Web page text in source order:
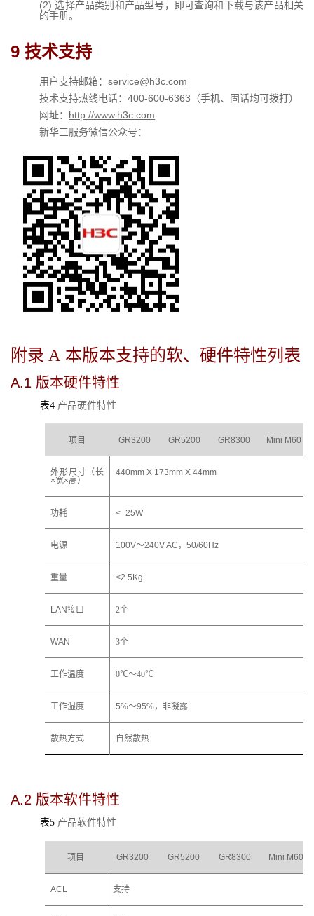
(2) 选择产品类别和产品型号，即可查询和下载与该产品相关
的手册。
9 技术支持
用户支持邮箱：service@h3c.com
技术支持热线电话：400-600-6363 （手机、固话均可拨打）
网址： http://www.h3c.com
新华三服务微信公众号：
附录 A 本版本支持的软、硬件特性列表
A.1 版本硬件特性
表4 产品硬件特性
项目 GR3200 GR5200 GR8300 Mini M60
外形尺寸（长
×宽×高）
440mm X 173mm X 44mm
功耗 <=25W
电源 100V～240V AC，50/60Hz
重量 <2.5Kg
LAN接口 2个
WAN 3个
工作温度 0℃～40℃
工作湿度 5%～95%，非凝露
散热方式 自然散热
A.2 版本软件特性
表5 产品软件特性
项目 GR3200 GR5200 GR8300 Mini M60
ACL 支持